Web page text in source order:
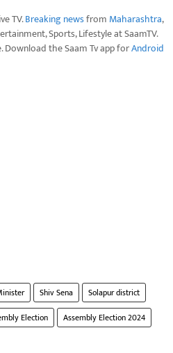
TV.Breaking newsfrom Maharashtra,
Sports, Lifestyle at SaamTV.
Download the Saam Tv app forAndroid
Shiv Sena
Solapur district
Election
Assembly Election 2024